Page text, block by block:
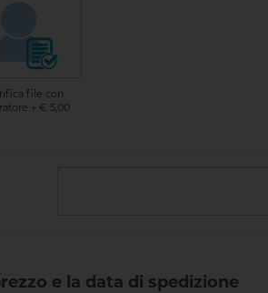
file con
+ € 5,00
e la data di spedizione